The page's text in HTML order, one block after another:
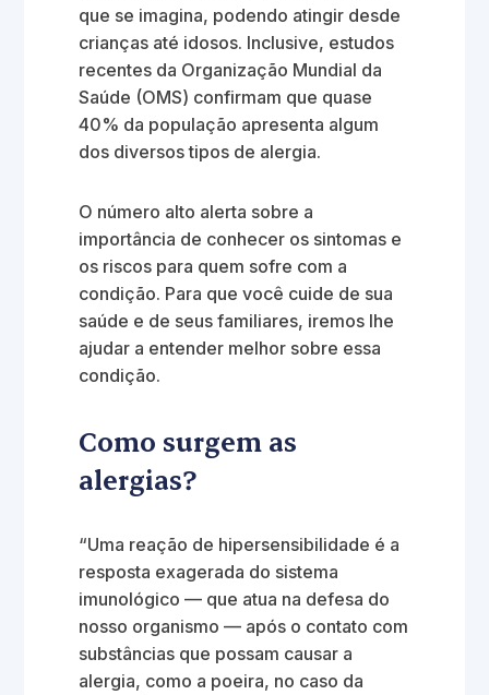
que se imagina, podendo atingir desde
crianças até idosos. Inclusive, estudos
recentes da Organização Mundial da
Saúde (OMS) confirmam que quase
40% da população apresenta algum
dos diversos tipos de alergia.
O número alto alerta sobre a
importância de conhecer os sintomas e
os riscos para quem sofre com a
condição. Para que você cuide de sua
saúde e de seus familiares, iremos lhe
ajudar a entender melhor sobre essa
condição.
Como surgem as
alergias?
“Uma reação de hipersensibilidade é a
resposta exagerada do sistema
imunológico — que atua na defesa do
nosso organismo — após o contato com
substâncias que possam causar a
alergia, como a poeira, no caso da